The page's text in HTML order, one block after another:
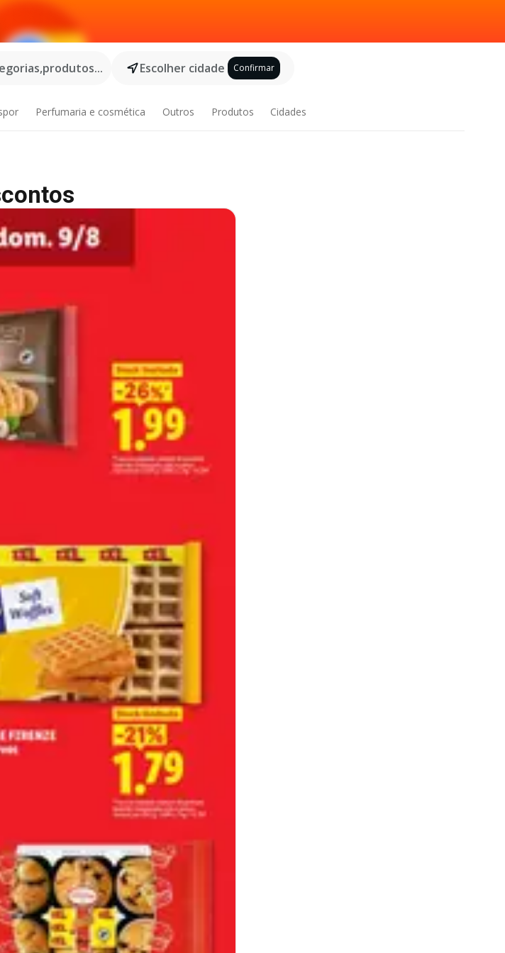
Escolher cidade Confirmar
Perfumaria e cosmética Outros Produtos Cidades